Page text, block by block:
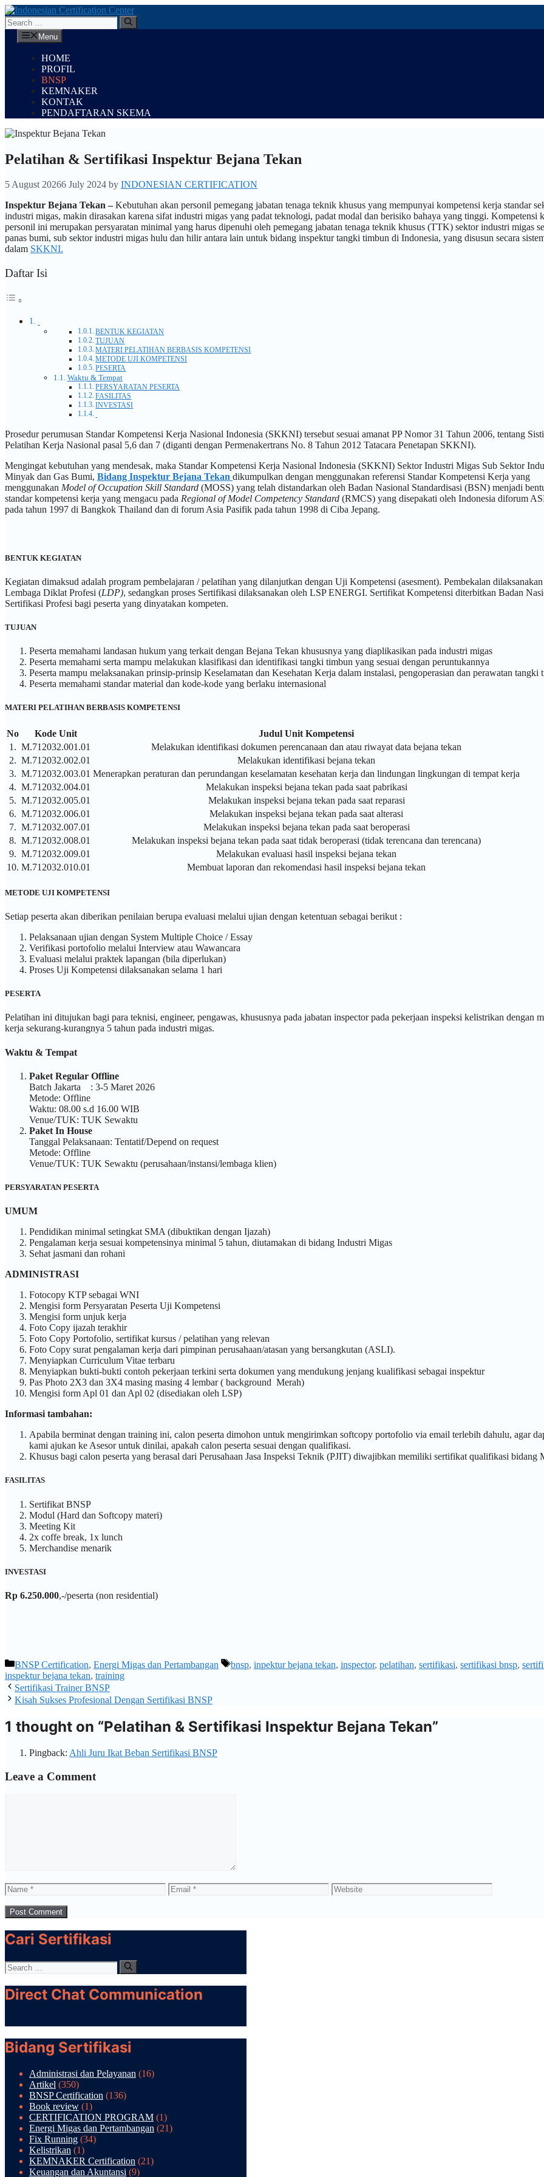
Skip
to
content
Search
for:
Menu
HOME
PROFIL
BNSP
KEMNAKER
KONTAK
PENDAFTARAN SKEMA
Pelatihan & Sertifikasi Inspektur Bejana Tekan
5 August 20266 July 2024 by INDONESIAN CERTIFICATION
Inspektur Bejana Tekan –Kebutuhan akan personil pemegang jabatan tenaga teknik khusus yang mempunyai kompetensi kerja standar
industri migas, makin dirasakan karena sifat industri migas yang padat teknologi, padat modal dan berisiko bahaya yang tinggi. Kompetensi
personil ini merupakan persyaratan minimal yang harus dipenuhi oleh pemegang jabatan tenaga teknik khusus (TTK) sektor industri migas
panas bumi, sub sektor industri migas hulu dan hilir antara lain untuk bidang inspektur tangki timbun di Indonesia, yang disusun secara
dalam SKKNI.
Daftar Isi
BENTUK KEGIATAN
TUJUAN
MATERI PELATIHAN BERBASIS KOMPETENSI
METODE UJI KOMPETENSI
PESERTA
Waktu & Tempat
PERSYARATAN PESERTA
FASILITAS
INVESTASI
Prosedur perumusan Standar Kompetensi Kerja Nasional Indonesia (SKKNI) tersebut sesuai amanat PP Nomor 31 Tahun 2006, tentang
Pelatihan Kerja Nasional pasal 5,6 dan 7 (diganti dengan Permenakertrans No. 8 Tahun 2012 Tatacara Penetapan SKKNI).
Mengingat kebutuhan yang mendesak, maka Standar Kompetensi Kerja Nasional Indonesia (SKKNI) Sektor Industri Migas Sub Sektor
Minyak dan Gas Bumi, Bidang Inspektur Bejana Tekan dikumpulkan dengan menggunakan referensi Standar Kompetensi Kerja yang
menggunakan Model of Occupation Skill Standard (MOSS) yang telah distandarkan oleh Badan Nasional Standardisasi (BSN) menjadi
standar kompetensi kerja yang mengacu pada Regional of Model Competency Standard (RMCS) yang disepakati oleh Indonesia diforum
pada tahun 1997 di Bangkok Thailand dan di forum Asia Pasifik pada tahun 1998 di Ciba Jepang.
BENTUK KEGIATAN
Kegiatan dimaksud adalah program pembelajaran / pelatihan yang dilanjutkan dengan Uji Kompetensi (asesment). Pembekalan
Lembaga Diklat Profesi (LDP), sedangkan proses Sertifikasi dilaksanakan oleh LSP ENERGI. Sertifikat Kompetensi diterbitkan Badan
Sertifikasi Profesi bagi peserta yang dinyatakan kompeten.
TUJUAN
Peserta memahami landasan hukum yang terkait dengan Bejana Tekan khususnya yang diaplikasikan pada industri migas
Peserta memahami serta mampu melakukan klasifikasi dan identifikasi tangki timbun yang sesuai dengan peruntukannya
Peserta mampu melaksanakan prinsip-prinsip Keselamatan dan Kesehatan Kerja dalam instalasi, pengoperasian dan perawatan tangki
Peserta memahami standar material dan kode-kode yang berlaku internasional
MATERI PELATIHAN BERBASIS KOMPETENSI
No Kode Unit
Judul Unit Kompetensi
1. M.712032.001.01
Melakukan identifikasi dokumen perencanaan dan atau riwayat data bejana tekan
2. M.712032.002.01
Melakukan identifikasi bejana tekan
3. M.712032.003.01 Menerapkan peraturan dan perundangan keselamatan kesehatan kerja dan lindungan lingkungan di tempat kerja
4. M.712032.004.01
Melakukan inspeksi bejana tekan pada saat pabrikasi
5. M.712032.005.01
Melakukan inspeksi bejana tekan pada saat reparasi
6. M.712032.006.01
Melakukan inspeksi bejana tekan pada saat alterasi
7. M.712032.007.01
Melakukan inspeksi bejana tekan pada saat beroperasi
8. M.712032.008.01
Melakukan inspeksi bejana tekan pada saat tidak beroperasi (tidak terencana dan terencana)
9. M.712032.009.01
Melakukan evaluasi hasil inspeksi bejana tekan
10. M.712032.010.01 Membuat laporan dan rekomendasi hasil inspeksi bejana tekan
METODE UJI KOMPETENSI
Setiap peserta akan diberikan penilaian berupa evaluasi melalui ujian dengan ketentuan sebagai berikut :
Pelaksanaan ujian dengan System Multiple Choice / Essay
Verifikasi portofolio melalui Interview atau Wawancara
Evaluasi melalui praktek lapangan (bila diperlukan)
Proses Uji Kompetensi dilaksanakan selama 1 hari
PESERTA
Pelatihan ini ditujukan bagi para teknisi, engineer, pengawas, khususnya pada jabatan inspector pada pekerjaan inspeksi kelistrikan dengan
kerja sekurang-kurangnya 5 tahun pada industri migas.
Waktu & Tempat
Paket Regular Offline
Batch Jakarta : 3-5 Maret 2026
Metode: Offline
Waktu: 08.00 s.d 16.00 WIB
Venue/TUK: TUK Sewaktu
Paket In House
Tanggal Pelaksanaan: Tentatif/Depend on request
Metode: Offline
Venue/TUK: TUK Sewaktu (perusahaan/instansi/lembaga klien)
PERSYARATAN PESERTA
UMUM
Pendidikan minimal setingkat SMA (dibuktikan dengan Ijazah)
Pengalaman kerja sesuai kompetensinya minimal 5 tahun, diutamakan di bidang Industri Migas
Sehat jasmani dan rohani
ADMINISTRASI
Fotocopy KTP sebagai WNI
Mengisi form Persyaratan Peserta Uji Kompetensi
Mengisi form unjuk kerja
Foto Copy ijazah terakhir
Foto Copy Portofolio, sertifikat kursus / pelatihan yang relevan
Foto Copy surat pengalaman kerja dari pimpinan perusahaan/atasan yang bersangkutan (ASLI).
Menyiapkan Curriculum Vitae terbaru
Menyiapkan bukti-bukti contoh pekerjaan terkini serta dokumen yang mendukung jenjang kualifikasi sebagai inspektur
Pas Photo 2X3 dan 3X4 masing masing 4 lembar ( background Merah)
Mengisi form Apl 01 dan Apl 02 (disediakan oleh LSP)
Informasi tambahan:
Apabila berminat dengan training ini, calon peserta dimohon untuk mengirimkan softcopy portofolio via email terlebih dahulu, agar
kami ajukan ke Asesor untuk dinilai, apakah calon peserta sesuai dengan qualifikasi.
Khusus bagi calon peserta yang berasal dari Perusahaan Jasa Inspeksi Teknik (PJIT) diwajibkan memiliki sertifikat qualifikasi bidang
FASILITAS
Sertifikat BNSP
Modul (Hard dan Softcopy materi)
Meeting Kit
2x coffe break, 1x lunch
Merchandise menarik
INVESTASI
Rp 6.250.000,-/peserta (non residential)
Categories
BNSP Certification, Energi Migas dan Pertambangan Tags
bnsp, inpektur bejana tekan, inspector, pelatihan, sertifikasi, sertifikasi bnsp,
inspektur bejana tekan, training
Sertifikasi Trainer BNSP
Kisah Sukses Profesional Dengan Sertifikasi BNSP
1 thought on “Pelatihan & Sertifikasi Inspektur Bejana Tekan”
Pingback: Ahli Juru Ikat Beban Sertifikasi BNSP
Leave a Comment
Name Email Website
Cari Sertifikasi
Search
for:
Direct Chat Communication
Bidang Sertifikasi
Administrasi dan Pelayanan (16)
Artikel (350)
BNSP Certification (136)
Book review (1)
CERTIFICATION PROGRAM (1)
Energi Migas dan Pertambangan (21)
Fix Running (34)
Kelistrikan (1)
KEMNAKER Certification (21)
Keuangan dan Akuntansi (9)